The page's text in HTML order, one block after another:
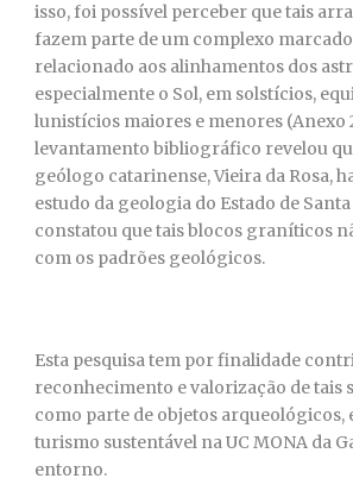
isso, foi possível perceber que tais
fazem parte de um complexo
relacionado aos alinhamentos dos
especialmente o Sol, em solstícios,
lunistícios maiores e menores (Anexo
levantamento bibliográfico revelou
geólogo catarinense, Vieira da Rosa,
estudo da geologia do Estado de
constatou que tais blocos graníticos
com os padrões geológicos.
Esta pesquisa tem por finalidade
reconhecimento e valorização de tais
como parte de objetos arqueológicos,
turismo sustentável na UC MONA da
entorno.